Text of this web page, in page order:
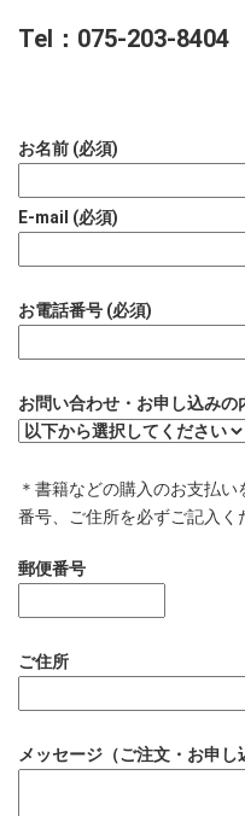
Tel：075-203-8404
お名前 (必須)
E-mail (必須)
お電話番号 (必須)
お問い合わせ・お申し込みの
＊書籍などの購入のお支払
番号、ご住所を必ずご記入く
郵便番号
ご住所
メッセージ（ご注文・お申し